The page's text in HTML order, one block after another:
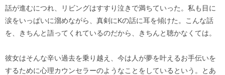
話が進むにつれ、リビングはすすり泣きで満ちていった。私も目に
涙をいっぱいに溜めながら、真剣にKの話に耳を傾けた。こんな話
を、きちんと語ってくれているのだから、きちんと聴かなくては。
彼女はそんな辛い過去を乗り越え、今は人が夢を叶えるお手伝いを
するために心理カウンセラーのようなことをしているという。とあ